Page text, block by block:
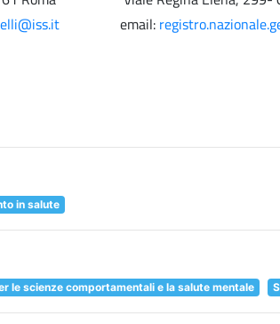
email:
in salute
le scienze comportamentali e la salute mentale